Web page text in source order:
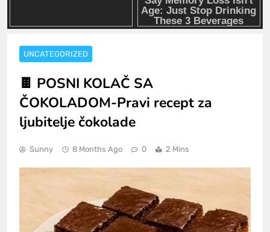
UNCATEGORIZED
🍫 POSNI KOLAČ SA
ČOKOLADOM-Pravi recept za
ljubitelje čokolade
Sunny 8 Months Ago 0 2 Mins